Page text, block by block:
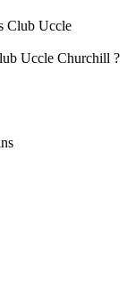
Club Uccle
Uccle Churchill ?